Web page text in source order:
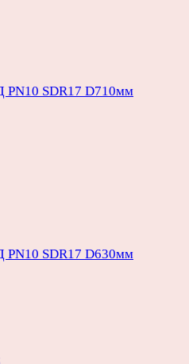
PN10 SDR17 D710мм
PN10 SDR17 D630мм